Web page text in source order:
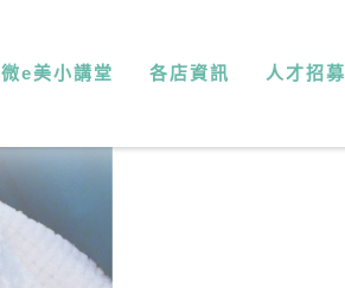
微e美小講堂 各店資訊 人才招募